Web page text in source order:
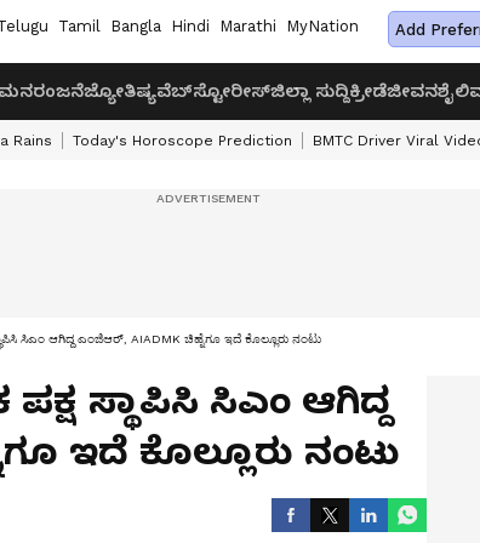
Tamil Bangla Hindi Marathi MyNation Add
ಮನರಂಜನೆಜ್ಯೋತಿಷ್ಯವೆಬ್‌ಸ್ಟೋರೀಸ್ಜಿಲ್ಲಾ ಸುದ್ದಿಕ್ರೀಡೆಜೀವನಶೈಲಿ
Rains Today's Horoscope Prediction BMTC Driver Viral
ಸಿಎಂ ಆಗಿದ್ದ ಎಂಜಿಆರ್, AIADMK ಚಿಹ್ನೆಗೂ ಇದೆ ಕೊಲ್ಲೂರು ನಂಟು
ಸ್ಥಾಪಿಸಿ ಸಿಎಂ ಆಗಿದ್ದ
ಇದೆ ಕೊಲ್ಲೂರು ನಂಟು